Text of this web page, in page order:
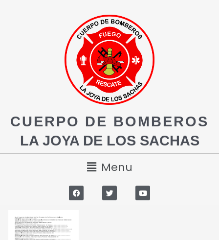
CUERPO DE BOMBEROS
LA JOYA DE LOS SACHAS
Menu